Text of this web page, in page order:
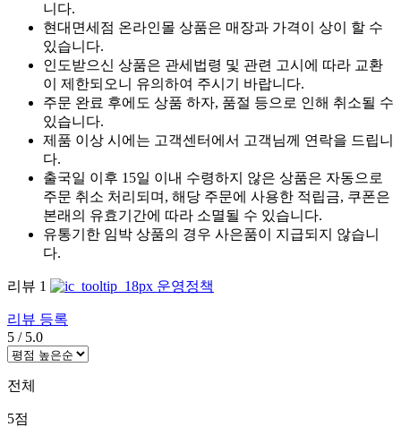
니다.
현대면세점 온라인몰 상품은 매장과 가격이 상이 할 수
있습니다.
인도받으신 상품은 관세법령 및 관련 고시에 따라 교환
이 제한되오니 유의하여 주시기 바랍니다.
주문 완료 후에도 상품 하자, 품절 등으로 인해 취소될 수
있습니다.
제품 이상 시에는 고객센터에서 고객님께 연락을 드립니
다.
출국일 이후 15일 이내 수령하지 않은 상품은 자동으로
주문 취소 처리되며, 해당 주문에 사용한 적립금, 쿠폰은
본래의 유효기간에 따라 소멸될 수 있습니다.
유통기한 임박 상품의 경우 사은품이 지급되지 않습니
다.
리뷰 1 운영정책
리뷰 등록
5 / 5.0
전체
5점